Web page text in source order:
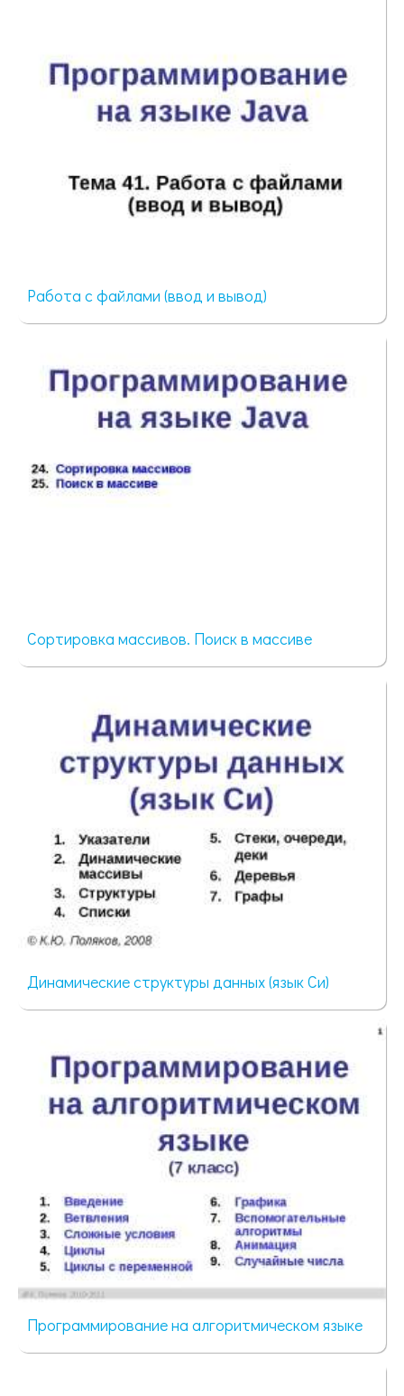
Работа с файлами (ввод и вывод)
Сортировка массивов. Поиск в массиве
Динамические структуры данных (язык Си)
Программирование на алгоритмическом языке